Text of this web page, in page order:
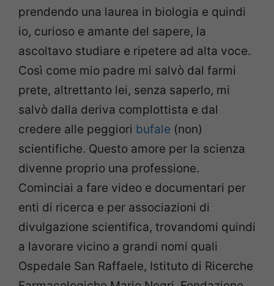
prendendo una laurea in biologia e quindi
io, curioso e amante del sapere, la
ascoltavo studiare e ripetere ad alta voce.
Così come mio padre mi salvò dal farmi
prete, altrettanto lei, senza saperlo, mi
salvò dalla deriva complottista e dal
credere alle peggiori bufale (non)
scientifiche. Questo amore per la scienza
divenne proprio una professione.
Cominciai a fare video e documentari per
enti di ricerca e per associazioni di
divulgazione scientifica, trovandomi quindi
a lavorare vicino a grandi nomi quali
Ospedale San Raffaele, Istituto di Ricerche